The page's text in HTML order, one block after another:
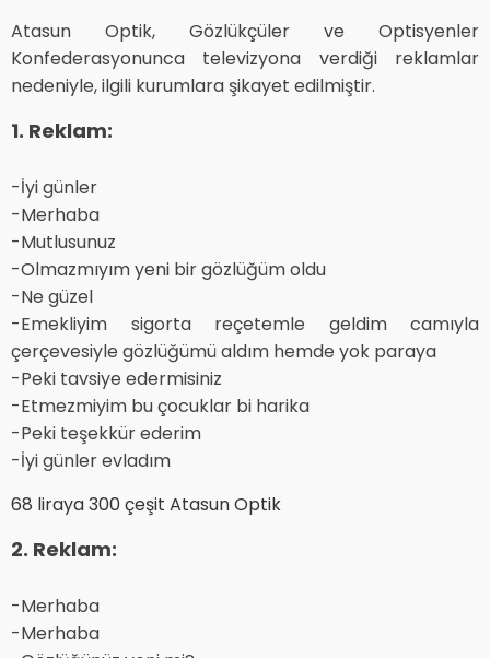
Atasun Optik, Gözlükçüler ve Optisyenler
Konfederasyonunca televizyona verdiği reklamlar
nedeniyle, ilgili kurumlara şikayet edilmiştir.
1. Reklam:
-İyi günler
-Merhaba
-Mutlusunuz
-Olmazmıyım yeni bir gözlüğüm oldu
-Ne güzel
-Emekliyim sigorta reçetemle geldim camıyla
çerçevesiyle gözlüğümü aldım hemde yok paraya
-Peki tavsiye edermisiniz
-Etmezmiyim bu çocuklar bi harika
-Peki teşekkür ederim
-İyi günler evladım
68 liraya 300 çeşit Atasun Optik
2. Reklam:
-Merhaba
-Merhaba